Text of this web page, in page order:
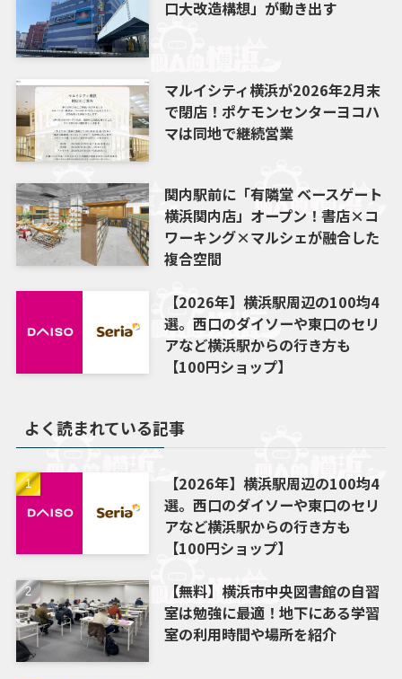
口大改造構想」が動き出す
マルイシティ横浜が2026年2月末
で閉店！ポケモンセンターヨコハ
マは同地で継続営業
関内駅前に「有隣堂 ベースゲート
横浜関内店」オープン！書店×コ
ワーキング×マルシェが融合した
複合空間
【2026年】横浜駅周辺の100均4
選。西口のダイソーや東口のセリ
アなど横浜駅からの行き方も
【100円ショップ】
よく読まれている記事
【2026年】横浜駅周辺の100均4
選。西口のダイソーや東口のセリ
アなど横浜駅からの行き方も
【100円ショップ】
【無料】横浜市中央図書館の自習
室は勉強に最適！地下にある学習
室の利用時間や場所を紹介